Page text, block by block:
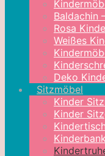
Baldachin
Rosa
Weißes
Deko
Sitzmöbel
Kinder
Kinder